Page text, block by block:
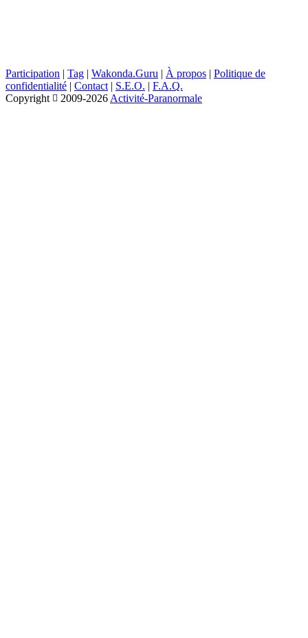
Participation | Tag | Wakonda.Guru | À propos | Politique de
confidentialité | Contact | S.E.O. | F.A.Q.
Copyright
2009-2026 Activité-Paranormale